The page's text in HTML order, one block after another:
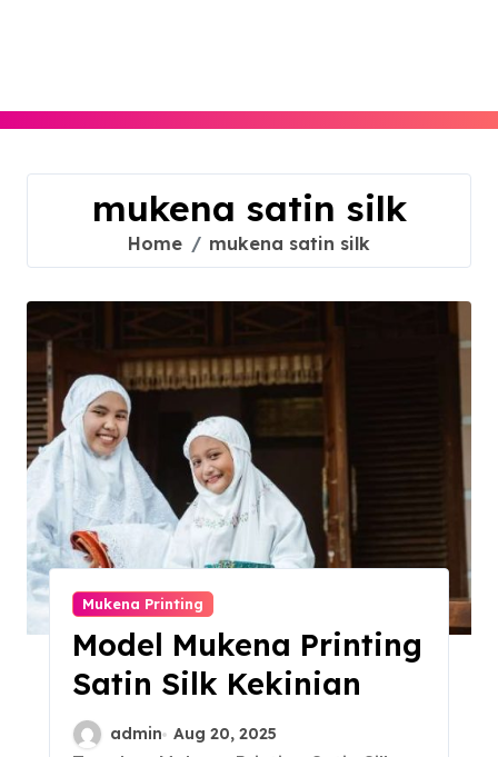
mukena satin silk
Home mukena satin silk
Mukena Printing
Model Mukena Printing
Satin Silk Kekinian
admin Aug 20, 2025